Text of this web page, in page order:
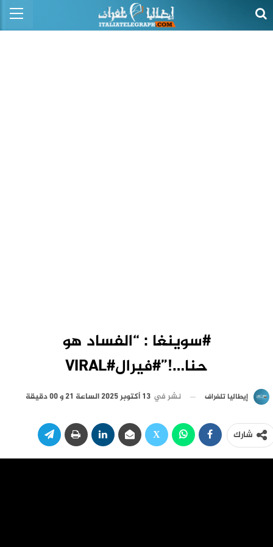
#سوينغا : “الفساد هو
حنا…!”#فيرال#VIRAL
إيطاليا تلغراف نشر في 13 أكتوبر 2025 الساعة 21 و 00 دقيقة
شارك